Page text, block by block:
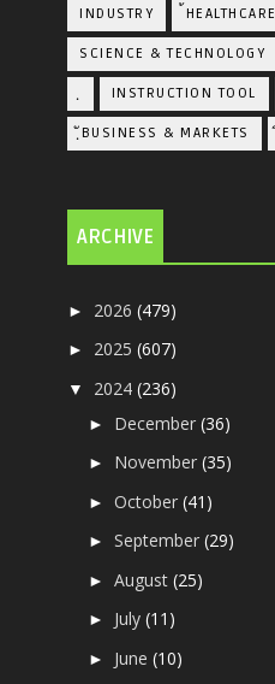
INDUSTRY ้HEALTHCARE
SCIENCE & TECHNOLOGY
INSTRUCTION TOOL
ฺัBUSINESS & MARKETS
ARCHIVE
► 2026(479)
► 2025(607)
▼ 2024(236)
► December(36)
► November(35)
►October(41)
►September(29)
►August(25)
► July(11)
► June(10)